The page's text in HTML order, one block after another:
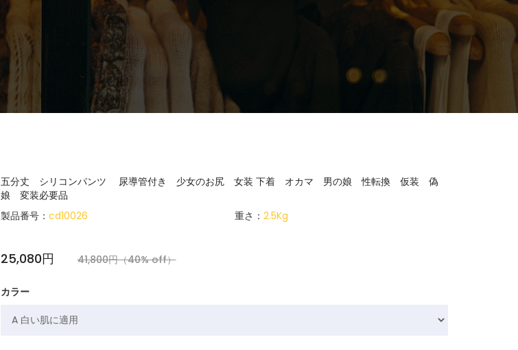
五分丈 シリコンパンツ 尿導管付き 少女のお尻 女装 下着 オカマ 男の娘 性転換 仮装 偽
娘 変装必要品
製品番号： cd10026 重さ： 2.5Kg
25,080円 41,800円（40% off）
カラー